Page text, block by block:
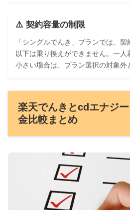
⚠️ 契約容量の制限
「シングルでんき」プランでは、契
以下は乗り換えができません。一
小さい場合は、プラン選択の対象外
楽天でんきとcdエナジ
金比較まとめ